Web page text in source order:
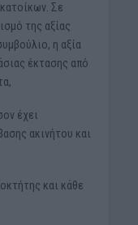
Σε
της αξίας
η αξία
έκτασης από
έχει
ακινήτου και
και κάθε